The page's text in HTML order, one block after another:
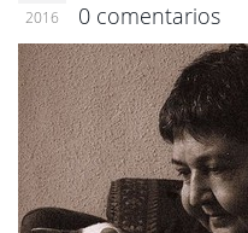
2016 0 comentarios